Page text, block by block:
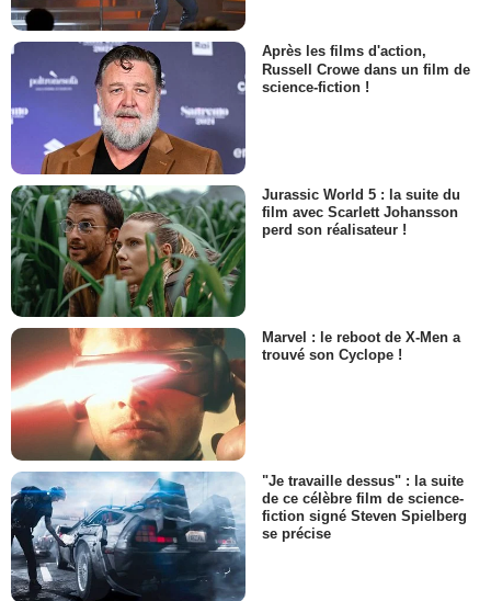
Après les films d'action,
Russell Crowe dans un film de
science-fiction !
Jurassic World 5 : la suite du
film avec Scarlett Johansson
perd son réalisateur !
Marvel : le reboot de X-Men a
trouvé son Cyclope !
"Je travaille dessus" : la suite
de ce célèbre film de science-
fiction signé Steven Spielberg
se précise